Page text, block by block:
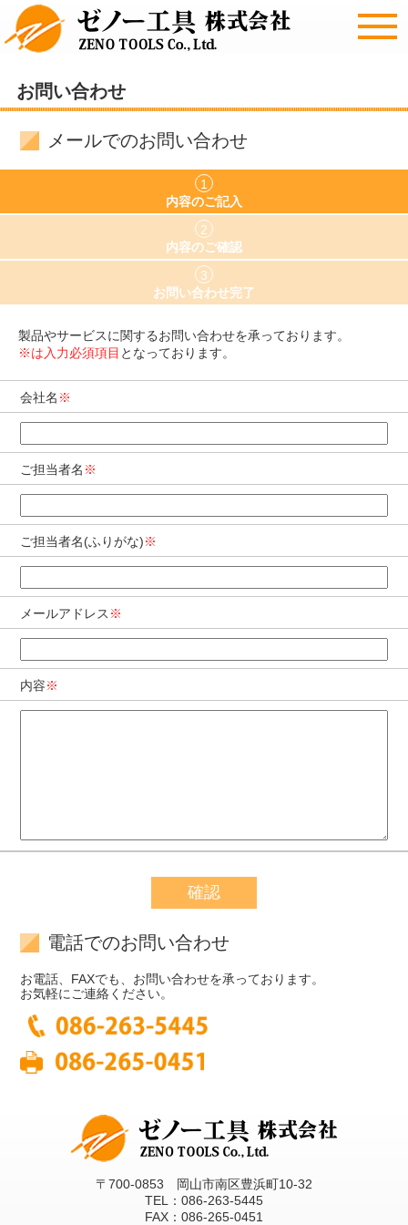
お問い合わせ
メールでのお問い合わせ
1
内容のご記入
2
内容のご確認
3
お問い合わせ完了
製品やサービスに関するお問い合わせを承っております。
※は入力必須項目 となっております。
会社名 ※
ご担当者名 ※
ご担当者名(ふりがな)※
メールアドレス ※
内容※
電話でのお問い合わせ
お電話、FAXでも、お問い合わせを承っております。
お気軽にご連絡ください。
〒700-0853 岡山市南区豊浜町10-32
TEL：086-263-5445
FAX：086-265-0451